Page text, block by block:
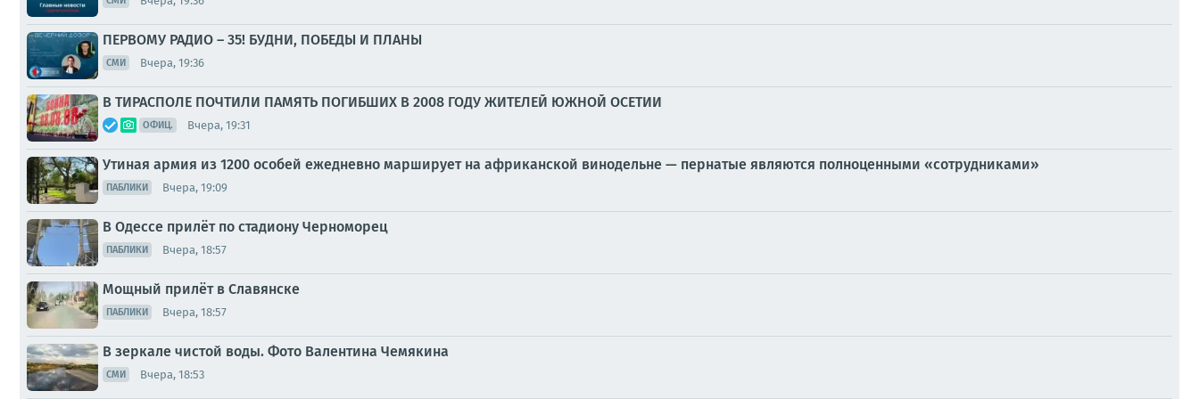
ПЕРВОМУ РАДИО – 35! БУДНИ, ПОБЕДЫ И ПЛАНЫ
СМИ Вчера, 19:36
В ТИРАСПОЛЕ ПОЧТИЛИ ПАМЯТЬ ПОГИБШИХ В 2008 ГОДУ ЖИТЕЛЕЙ ЮЖНОЙ ОСЕТИИ
ОФИЦ. Вчера, 19:31
Утиная армия из 1200 особей ежедневно марширует на африканской винодельне — пернатые являются полноценными «сотрудниками»
ПАБЛИКИ Вчера, 19:09
В Одессе прилёт по стадиону Черноморец
ПАБЛИКИ Вчера, 18:57
Мощный прилёт в Славянске
ПАБЛИКИ Вчера, 18:57
В зеркале чистой воды. Фото Валентина Чемякина
СМИ Вчера, 18:53